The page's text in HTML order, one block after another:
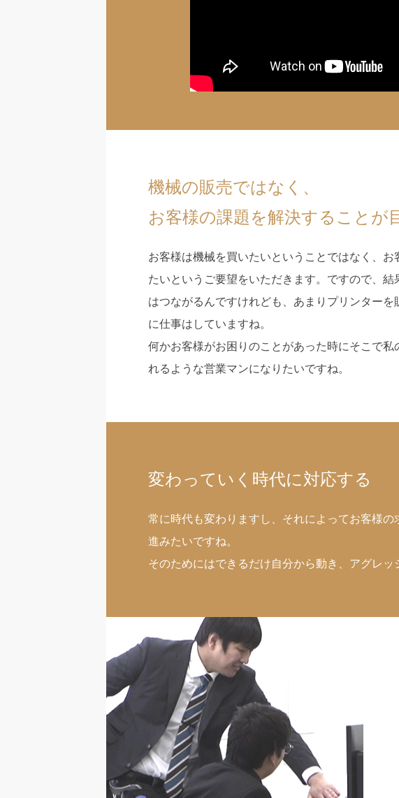
機械の販売ではなく、
お客様の課題を解決することが
お客様は機械を買いたいということではなく、お
たいというご要望をいただきます。ですので、結
はつながるんですけれども、あまりプリンター
に仕事はしていますね。
何かお客様がお困りのことがあった時にそこで私
れるような営業マンになりたいですね。
変わっていく時代に対応する
常に時代も変わりますし、それによってお客様
進みたいですね。
そのためにはできるだけ自分から動き、アグレッ